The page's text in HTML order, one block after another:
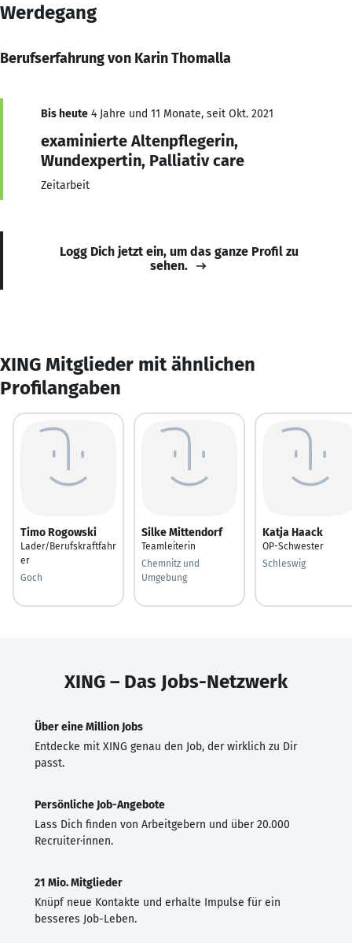
Werdegang
Berufserfahrung von Karin Thomalla
Bis heute 4 Jahre und 11 Monate, seit Okt. 2021
examinierte Altenpflegerin,
Wundexpertin, Palliativ care
Zeitarbeit
Logg Dich jetzt ein, um das ganze Profil zu
sehen.
XING Mitglieder mit ähnlichen
Profilangaben
Timo Rogowski
Lader/Berufskraftfahr
er
Goch
Silke Mittendorf
Teamleiterin
Chemnitz und
Umgebung
Katja Haack
OP-Schwester
Schleswig
XING – Das Jobs-Netzwerk
Über eine Million Jobs
Entdecke mit XING genau den Job, der wirklich zu Dir
passt.
Persönliche Job-Angebote
Lass Dich finden von Arbeitgebern und über 20.000
Recruiter·innen.
21 Mio. Mitglieder
Knüpf neue Kontakte und erhalte Impulse für ein
besseres Job-Leben.